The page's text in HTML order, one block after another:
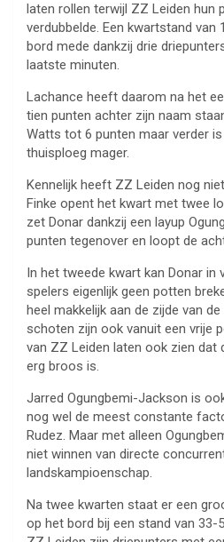
laten rollen terwijl ZZ Leiden hun
verdubbelde. Een kwartstand
bord mede dankzij drie
laatste minuten.
Lachance heeft daarom na het
tien punten achter zijn naam
Watts tot 6 punten maar verder
thuisploeg mager.
Kennelijk heeft ZZ Leiden nog
Finke opent het kwart met twee
zet Donar dankzij een layup
punten tegenover en loopt de
In het tweede kwart kan Donar in
spelers eigenlijk geen potten
heel makkelijk aan de zijde van
schoten zijn ook vanuit een vrije
van ZZ Leiden laten ook zien dat
erg broos is.
Jarred Ogungbemi-Jackson is
nog wel de meest constante
Rudez. Maar met alleen
niet winnen van directe
landskampioenschap.
Na twee kwarten staat er een
op het bord bij een stand van 33-